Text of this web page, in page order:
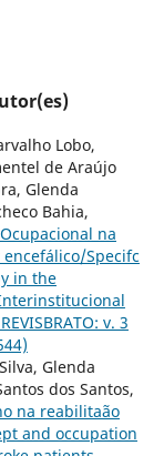
Lobo,
de Araújo
Glenda
Bahia,
na
Specifc
in the
v. 3
Glenda
dos Santos,
na reabilitaão
and occupation